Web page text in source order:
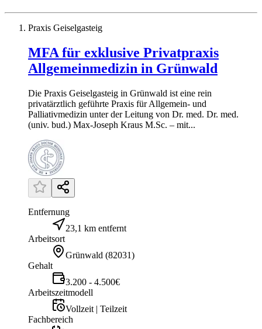
Praxis Geiselgasteig
MFA für exklusive Privatpraxis
Allgemeinmedizin in Grünwald
Die Praxis Geiselgasteig in Grünwald ist eine rein
privatärztlich geführte Praxis für Allgemein- und
Palliativmedizin unter der Leitung von Dr. med. Dr. med.
(univ. bud.) Max-Joseph Kraus M.Sc. – mit...
Entfernung
23,1 km entfernt
Arbeitsort
Grünwald (82031)
Gehalt
3.200 - 4.500€
Arbeitszeitmodell
Vollzeit | Teilzeit
Fachbereich